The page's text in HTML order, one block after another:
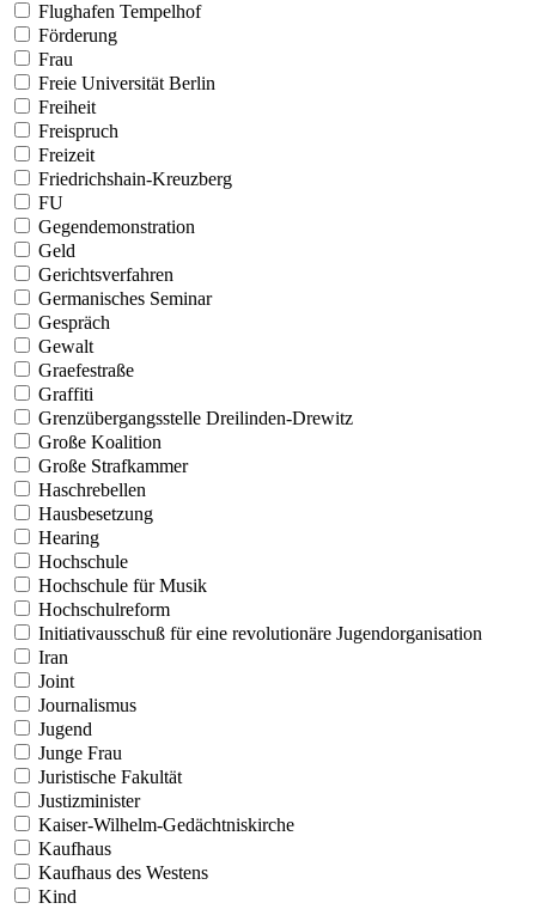
Flughafen Tempelhof
Förderung
Frau
Freie Universität Berlin
Freiheit
Freispruch
Freizeit
Friedrichshain-Kreuzberg
FU
Gegendemonstration
Geld
Gerichtsverfahren
Germanisches Seminar
Gespräch
Gewalt
Graefestraße
Graffiti
Grenzübergangsstelle Dreilinden-Drewitz
Große Koalition
Große Strafkammer
Haschrebellen
Hausbesetzung
Hearing
Hochschule
Hochschule für Musik
Hochschulreform
Initiativausschuß für eine revolutionäre Jugendorganisation
Iran
Joint
Journalismus
Jugend
Junge Frau
Juristische Fakultät
Justizminister
Kaiser-Wilhelm-Gedächtniskirche
Kaufhaus
Kaufhaus des Westens
Kind